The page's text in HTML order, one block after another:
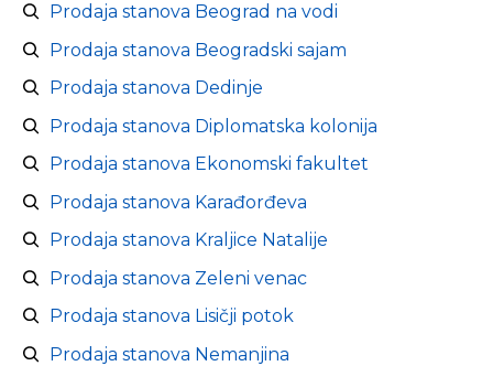
Prodaja stanova Beograd na vodi
Prodaja stanova Beogradski sajam
Prodaja stanova Dedinje
Prodaja stanova Diplomatska kolonija
Prodaja stanova Ekonomski fakultet
Prodaja stanova Karađorđeva
Prodaja stanova Kraljice Natalije
Prodaja stanova Zeleni venac
Prodaja stanova Lisičji potok
Prodaja stanova Nemanjina